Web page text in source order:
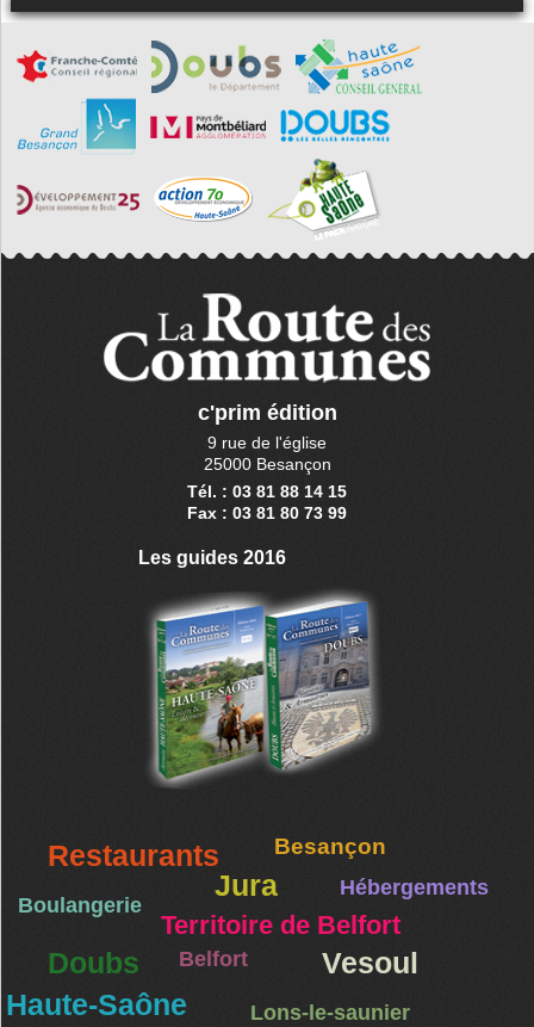
c'prim édition
9 rue de l'église
25000 Besançon
Tél. : 03 81 88 14 15
Fax : 03 81 80 73 99
Les guides 2016
Restaurants Besançon
Jura Hébergements
Boulangerie
Territoire de Belfort
Doubs Belfort
Vesoul
Haute-Saône
Lons-le-saunier